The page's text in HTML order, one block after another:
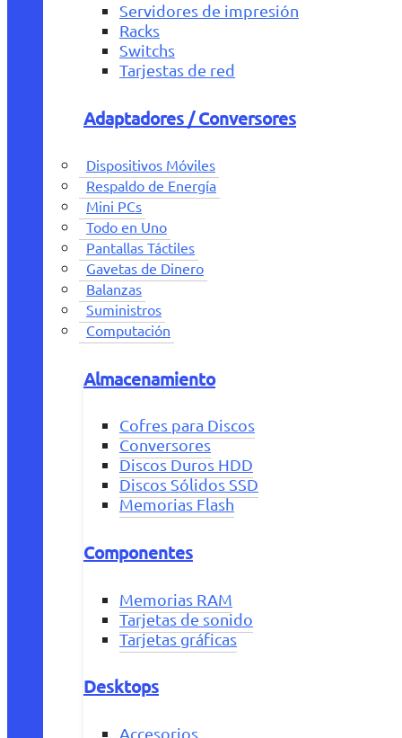
Servidores de impresión
Racks
Switchs
Tarjestas de red
Adaptadores / Conversores
Dispositivos Móviles
Respaldo de Energía
Mini PCs
Todo en Uno
Pantallas Táctiles
Gavetas de Dinero
Balanzas
Suministros
Computación
Almacenamiento
Cofres para Discos
Conversores
Discos Duros HDD
Discos Sólidos SSD
Memorias Flash
Componentes
Memorias RAM
Tarjetas de sonido
Tarjetas gráficas
Desktops
Accesorios